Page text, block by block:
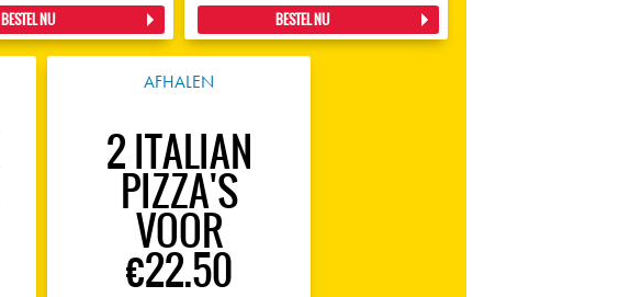
BESTEL NU BESTEL NU
AFHALEN
2 ITALIAN
PIZZA'S
VOOR
€22.50